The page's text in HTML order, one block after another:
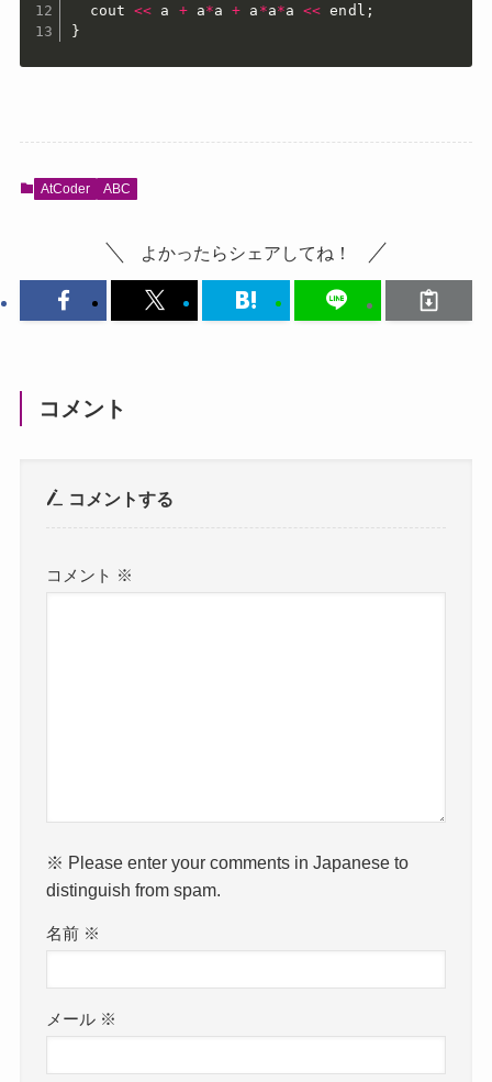
  cout
<< a + a*a + a *a*a << endl ;
}
AtCoder ABC
よかったらシェアしてね！
コメント
コメントする
コメント ※
※ Please enter your comments in Japanese to
distinguish from spam.
名前 ※
メール ※